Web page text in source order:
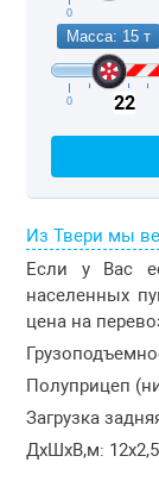
0
Масса: 15 т
0 22
Из Твери мы
Если у Вас
населенных
цена на
Полуприцеп
Загрузка
ДxШxВ,м: